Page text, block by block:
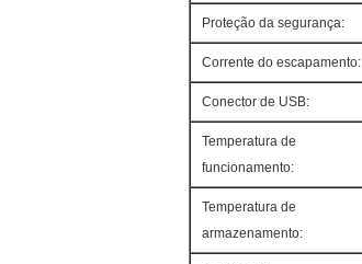
Proteção da segurança:
Corrente do escapamento:
Conector de USB:
Temperatura de
funcionamento:
Temperatura de
armazenamento: